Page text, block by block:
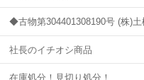
◆古物第304401308190号 (株)
社長のイチオシ商品
在庫処分！見切り処分！